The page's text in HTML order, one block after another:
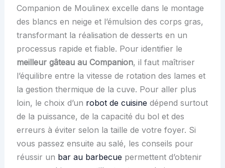
Companion de Moulinex excelle dans le montage
des blancs en neige et l’émulsion des corps gras,
transformant la réalisation de desserts en un
processus rapide et fiable. Pour identifier le
meilleur gâteau au Companion, il faut maîtriser
l’équilibre entre la vitesse de rotation des lames et
la gestion thermique de la cuve. Pour aller plus
loin, le choix d’un robot de cuisine dépend surtout
de la puissance, de la capacité du bol et des
erreurs à éviter selon la taille de votre foyer. Si
vous passez ensuite au salé, les conseils pour
réussir un bar au barbecue permettent d’obtenir